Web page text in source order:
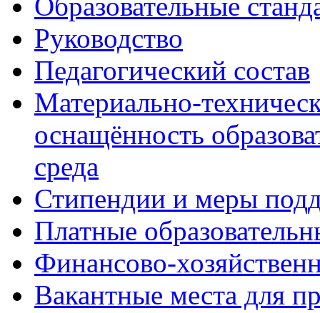
Образовательные
Руководство
Педагогический состав
Материально-
оснащённость
среда
Стипендии и меры
Платные
Финансово-
Вакантные места для